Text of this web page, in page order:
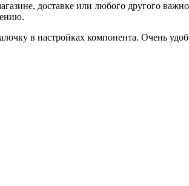
доставке или любого другого
в настройках компонента. Очень